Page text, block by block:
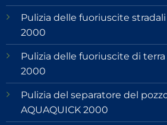
Pulizia delle fuoriuscite
2000
Pulizia delle fuoriuscite di terra
2000
Pulizia del separatore del
AQUAQUICK 2000